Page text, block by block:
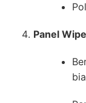
Panel Wipe